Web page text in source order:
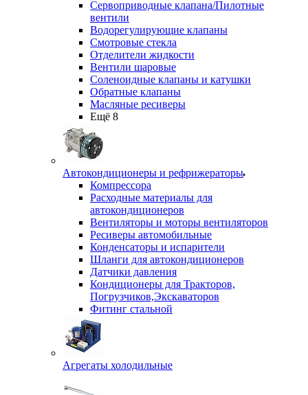
Сервоприводные клапана/Пилотные
вентили
Водорегулирующие клапаны
Смотровые стекла
Отделители жидкости
Вентили шаровые
Соленоидные клапаны и катушки
Обратные клапаны
Масляные ресиверы
Ещё 8
Автокондиционеры и рефрижераторы
Компрессора
Расходные материалы для
автокондиционеров
Вентиляторы и моторы вентиляторов
Ресиверы автомобильные
Конденсаторы и испарители
Шланги для автокондиционеров
Датчики давления
Кондиционеры для Тракторов,
Погрузчиков,Экскаваторов
Фитинг стальной
Агрегаты холодильные